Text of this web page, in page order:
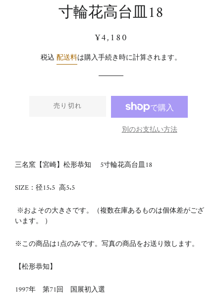
寸輪花高台皿18
通
価
販
価
¥4,180
税込 配送料は購入手続き時に計算されます。
売り切れ
別のお支払い方法
三名窯【宮崎】松形恭知 5寸輪花高台皿18
SIZE：径15.5 高5.5
※およその大きさです。（複数在庫あるものは個体差がござ
います。 ）
※この商品は1点のみです。写真の商品をお送り致します。
【松形恭知】
1997年 第71回 国展初入選